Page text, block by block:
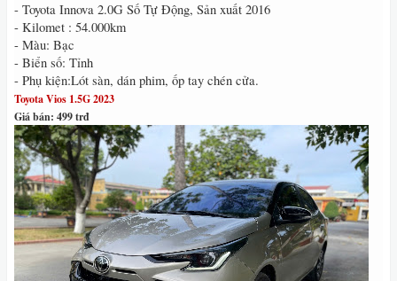
- Toyota Innova 2.0G Số Tự Động, Sản xuất 2016
- Kilomet : 54.000km
- Màu: Bạc
- Biển số: Tỉnh
- Phụ kiện:Lót sàn, dán phim, ốp tay chén cửa.
Toyota Vios 1.5G 2023
Giá bán: 499 trđ